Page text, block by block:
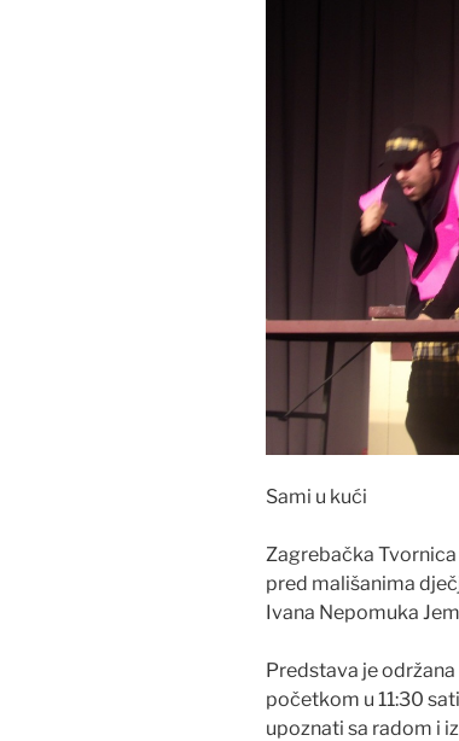
Sami u kući
Zagrebačka
pred mališanima
Ivana Nepomuka
Predstava je
početkom u 11:30
upoznati sa radom i